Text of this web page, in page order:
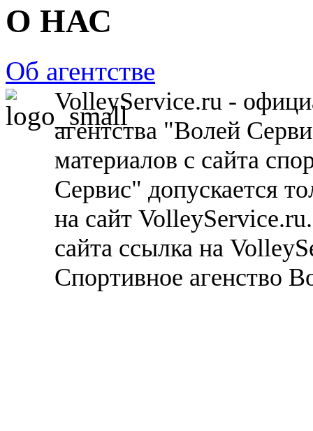
О НАС
Об агентстве
VolleyService.ru -
агентства "Волей
материалов с сайта
Сервис" допускается
на сайт
сайта ссылка на
Спортивное агенство